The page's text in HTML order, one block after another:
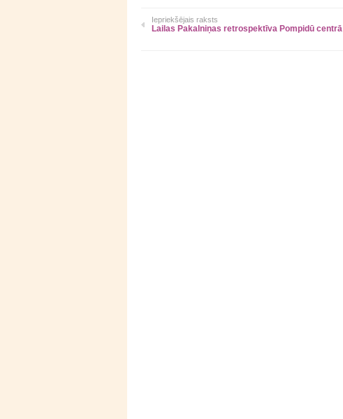
Iepriekšējais raksts
Lailas Pakalniņas retrospektīva Pompidū centrā